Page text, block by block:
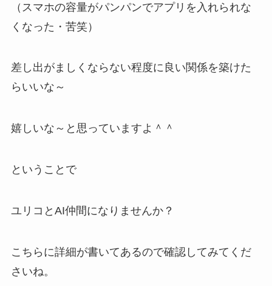
（スマホの容量がパンパンでアプリを入れられな
くなった・苦笑）
差し出がましくならない程度に良い関係を築けた
らいいな～
嬉しいな～と思っていますよ＾＾
ということで
ユリコとAI仲間になりませんか？
こちらに詳細が書いてあるので確認してみてくだ
さいね。